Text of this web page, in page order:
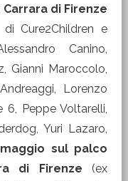
di Firenze
Cure2Children e
Canino,
Gianni Maroccolo,
Lorenzo
6, Peppe Voltarelli,
Yuri Lazaro,
sul palco
di Firenze (ex